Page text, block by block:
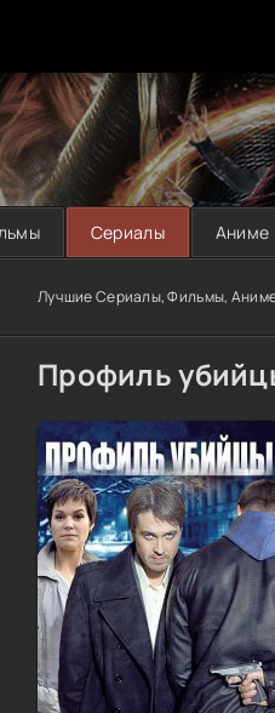
Сериалы Аниме
Лучшие Сериалы, Фильмы,
Профиль